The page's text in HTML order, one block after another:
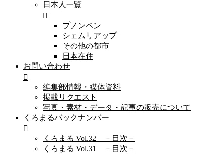
日本人一覧
プノンペン
シェムリアップ
その他の都市
日本在住
お問い合わせ
編集部情報・媒体資料
掲載リクエスト
写真・素材・データ・記事の販売について
くろまるバックナンバー
くろまる Vol.32 －目次－
くろまる Vol.31 －目次－